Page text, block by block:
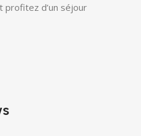
profitez d’un séjour